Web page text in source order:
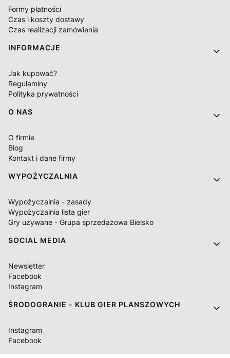
Formy płatności
Czas i koszty dostawy
Czas realizacji zamówienia
INFORMACJE
Jak kupować?
Regulaminy
Polityka prywatności
O NAS
O firmie
Blog
Kontakt i dane firmy
WYPOŻYCZALNIA
Wypożyczalnia - zasady
Wypożyczalnia lista gier
Gry używane - Grupa sprzedażowa Bielsko
SOCIAL MEDIA
Newsletter
Facebook
Instagram
ŚRODOGRANIE - KLUB GIER PLANSZOWYCH
Instagram
Facebook